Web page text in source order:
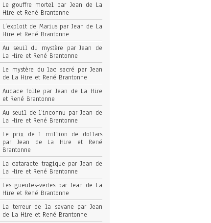
Le gouffre mortel par Jean de La
Hire et René Brantonne
L’exploit de Marius par Jean de La
Hire et René Brantonne
Au seuil du mystère par Jean de
La Hire et René Brantonne
Le mystère du lac sacré par Jean
de La Hire et René Brantonne
Audace folle par Jean de La Hire
et René Brantonne
Au seuil de l’inconnu par Jean de
La Hire et René Brantonne
Le prix de 1 million de dollars
par Jean de La Hire et René
Brantonne
La cataracte tragique par Jean de
La Hire et René Brantonne
Les gueules-vertes par Jean de La
Hire et René Brantonne
La terreur de la savane par Jean
de La Hire et René Brantonne